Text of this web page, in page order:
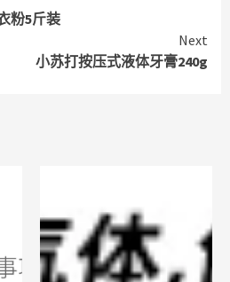
粉5斤装
Next
小苏打按压式液体牙膏240g